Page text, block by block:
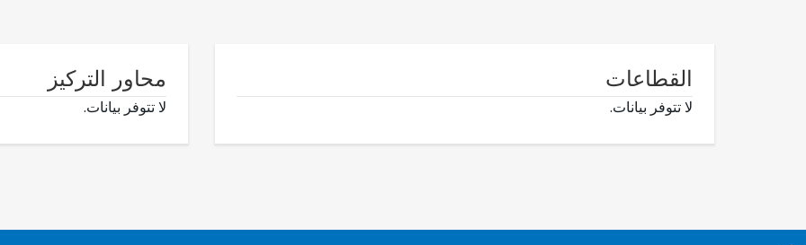
القطاعات
لا تتوفر بيانات.
محاور التركيز
لا تتوفر بيانات.